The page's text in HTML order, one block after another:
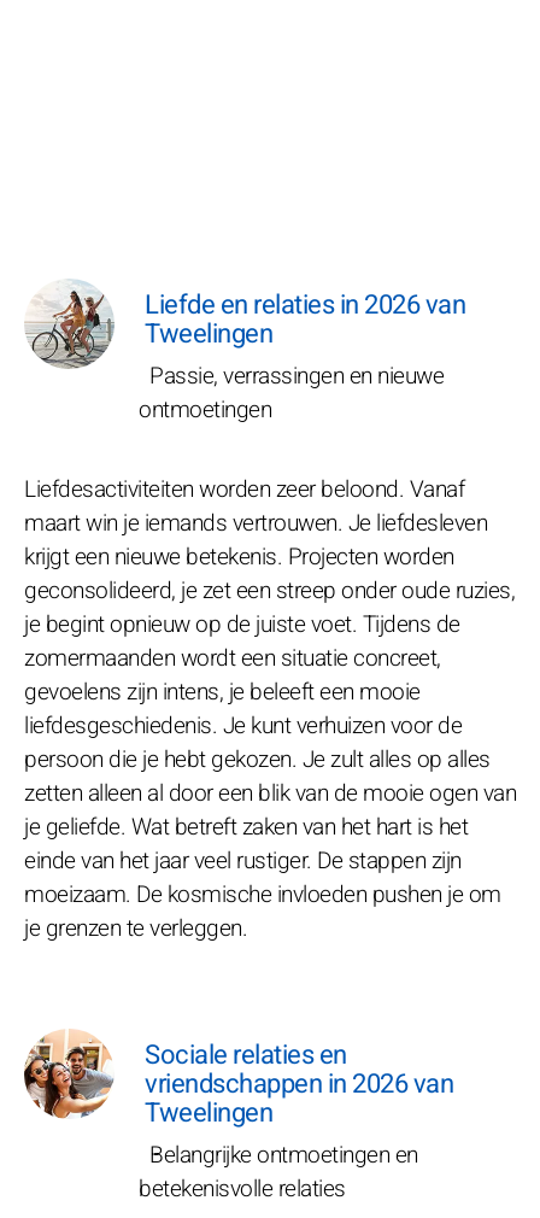
Liefde en relaties in 2026 van
Tweelingen
Passie, verrassingen en nieuwe
ontmoetingen
Liefdesactiviteiten worden zeer beloond. Vanaf
maart win je iemands vertrouwen. Je liefdesleven
krijgt een nieuwe betekenis. Projecten worden
geconsolideerd, je zet een streep onder oude ruzies,
je begint opnieuw op de juiste voet. Tijdens de
zomermaanden wordt een situatie concreet,
gevoelens zijn intens, je beleeft een mooie
liefdesgeschiedenis. Je kunt verhuizen voor de
persoon die je hebt gekozen. Je zult alles op alles
zetten alleen al door een blik van de mooie ogen van
je geliefde. Wat betreft zaken van het hart is het
einde van het jaar veel rustiger. De stappen zijn
moeizaam. De kosmische invloeden pushen je om
je grenzen te verleggen.
Sociale relaties en
vriendschappen in 2026 van
Tweelingen
Belangrijke ontmoetingen en
betekenisvolle relaties